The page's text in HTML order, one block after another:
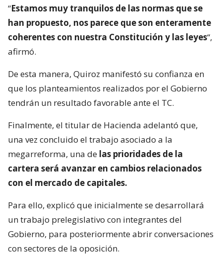
“Estamos muy tranquilos de las normas que se
han propuesto, nos parece que son enteramente
coherentes con nuestra Constitución y las leyes“,
afirmó.
De esta manera, Quiroz manifestó su confianza en
que los planteamientos realizados por el Gobierno
tendrán un resultado favorable ante el TC.
Finalmente, el titular de Hacienda adelantó que,
una vez concluido el trabajo asociado a la
megarreforma, una de las prioridades de la
cartera será avanzar en cambios relacionados
con el mercado de capitales.
Para ello, explicó que inicialmente se desarrollará
un trabajo prelegislativo con integrantes del
Gobierno, para posteriormente abrir conversaciones
con sectores de la oposición.